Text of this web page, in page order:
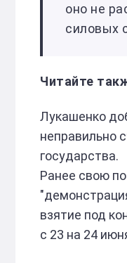
оно не
силовых
Лукашенко
неправильно
государства.
Ранее свою
взятие под
с 23 на 24